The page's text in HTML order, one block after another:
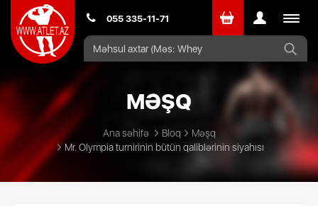
055 335-11-71
Toggle
MƏŞQ
Ana səhifə Bloq
Məşq
Mr. Olympia turnirinin bütün qaliblərinin siyahısı